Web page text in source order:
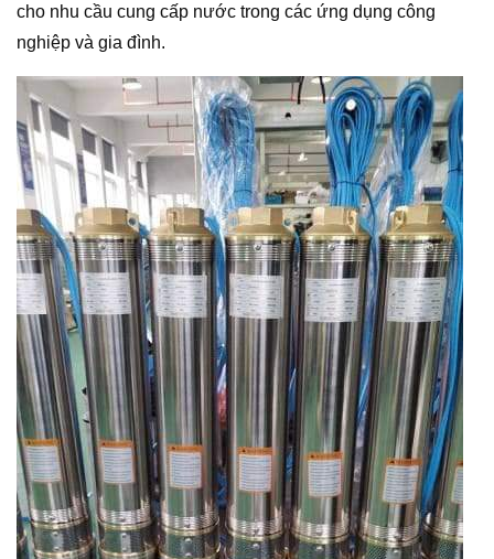
cho nhu cầu cung cấp nước trong các ứng dụng công
nghiệp và gia đình.